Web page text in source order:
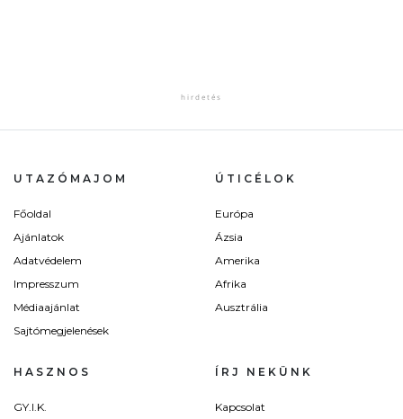
UTAZÓMAJOM
Főoldal
Ajánlatok
Adatvédelem
Impresszum
Médiaajánlat
Sajtómegjelenések
ÚTICÉLOK
Európa
Ázsia
Amerika
Afrika
Ausztrália
HASZNOS
GY.I.K.
ÍRJ NEKÜNK
Kapcsolat